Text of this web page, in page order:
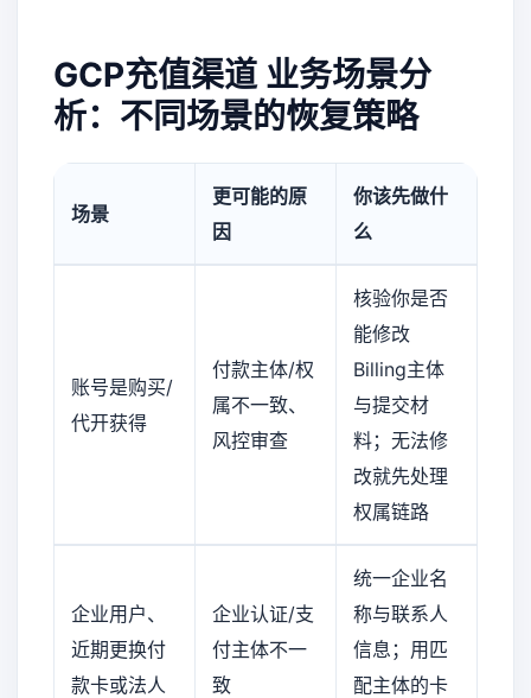
GCP充值渠道业务场景分
析：不同场景的恢复策略
场景
更可能的原
因
你该先做什
么
账号是购买/
代开获得
付款主体/权
属不一致、
风控审查
核验你是否
能修改
Billing主体
与提交材
料；无法修
改就先处理
权属链路
企业用户、
近期更换付
款卡或法人
企业认证/支
付主体不一
致
统一企业名
称与联系人
信息；用匹
配主体的卡